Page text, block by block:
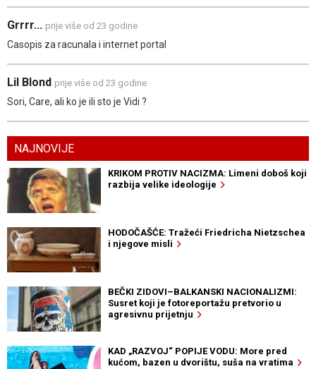
Grrrr... prije više od 23 godine
Casopis za racunala i internet portal
Lil Blond prije više od 23 godine
Sori, Care, ali ko je ili sto je Vidi ?
NAJNOVIJE
KRIKOM PROTIV NACIZMA: Limeni doboš koji
razbija velike ideologije
HODOČAŠĆE: Tražeći Friedricha Nietzschea
i njegove misli
BEČKI ZIDOVI–BALKANSKI NACIONALIZMI:
Susret koji je fotoreportažu pretvorio u
agresivnu prijetnju
KAD „RAZVOJ“ POPIJE VODU: More pred
kućom, bazen u dvorištu, suša na vratima